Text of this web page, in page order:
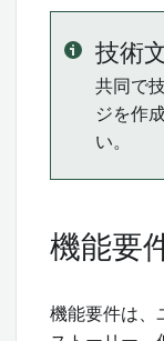
技術
共同で
ジを作
い。
機能要
機能要件は、